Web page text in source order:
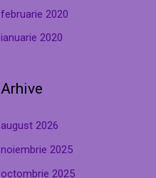
februarie 2020
ianuarie 2020
Arhive
august 2026
noiembrie 2025
octombrie 2025